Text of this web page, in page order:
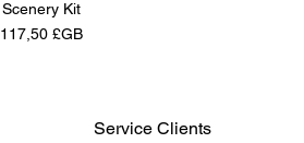
Scenery Kit
Prix
117,50 £GB
Service Clients